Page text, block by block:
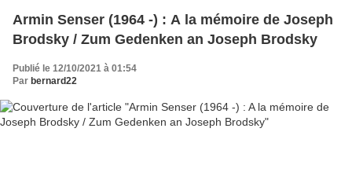
Armin Senser (1964 -) : A la mémoire de Joseph
Brodsky / Zum Gedenken an Joseph Brodsky
Publié le 12/10/2021 à 01:54
Par bernard22